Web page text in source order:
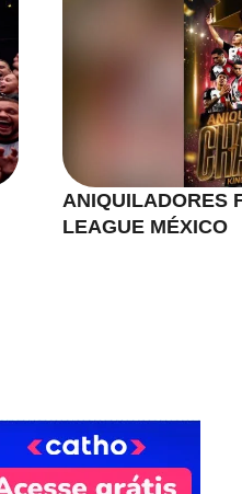
ANIQUILADORES
LEAGUE MÉXICO